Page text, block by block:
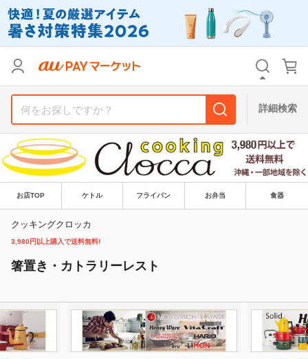
詳細検索
お店TOP ケトル フライパン お弁当 食器
クッキングクロッカ
3,980円以上購入で送料無料!
箸置き・カトラリーレスト
支払い方法
その他の条件
送料無料 タイムセール
Pontaパス特典対象すべて
除外ワード